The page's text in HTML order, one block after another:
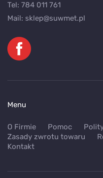
Tel: 784 011 761
Mail: sklep@suwmet.pl
Menu
O Firmie Pomoc
Zasady zwrotu towaru
Kontakt